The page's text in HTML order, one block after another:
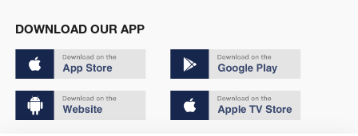
DOWNLOAD OUR APP